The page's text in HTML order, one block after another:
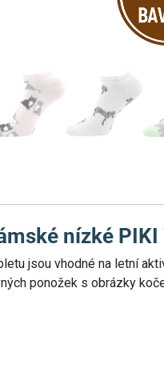
nízké
jsou vhodné na letní
ponožek s obrázky